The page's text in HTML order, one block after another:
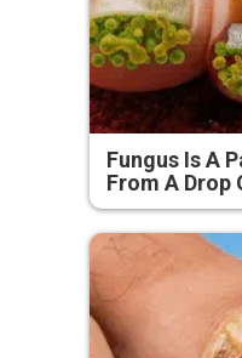
Fungus Is A
From A Drop